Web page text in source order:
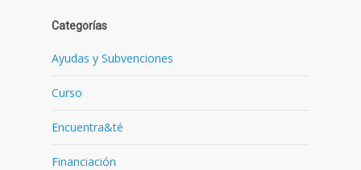
Categorías
Ayudas y Subvenciones
Curso
Encuentra&té
Financiación